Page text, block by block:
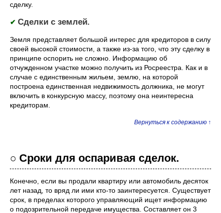
сделку.
✔ Сделки с землей.
Земля представляет большой интерес для кредиторов в силу
своей высокой стоимости, а также из-за того, что эту сделку в
принципе оспорить не сложно. Информацию об
отчужденном участке можно получить из Росреестра. Как и в
случае с единственным жильем, землю, на которой
построена единственная недвижимость должника, не могут
включить в конкурсную массу, поэтому она неинтересна
кредиторам.
Вернуться к содержанию ↑
○ Сроки для оспаривая сделок.
Конечно, если вы продали квартиру или автомобиль десяток
лет назад, то вряд ли ими кто-то заинтересуется. Существует
срок, в пределах которого управляющий ищет информацию
о подозрительной передаче имущества. Составляет он 3